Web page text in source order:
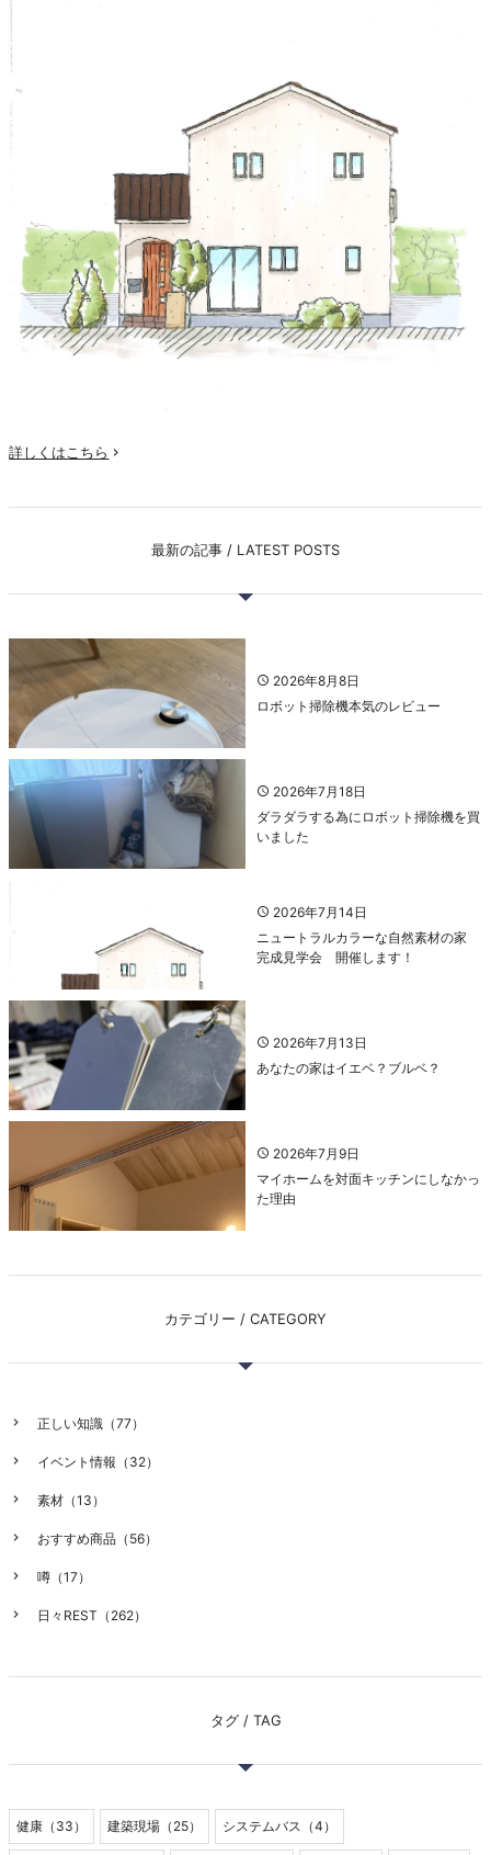
詳しくはこちら 
最新の記事 / LATEST POSTS
2026年8月8日
ロボット掃除機本気のレビュー
2026年7月18日
ダラダラする為にロボット掃除機を買
いました
2026年7月14日
ニュートラルカラーな自然素材の家
完成見学会 開催します！
2026年7月13日
あなたの家はイエベ？ブルベ？
2026年7月9日
マイホームを対面キッチンにしなかっ
た理由
カテゴリー / CATEGORY
正しい知識（77）
イベント情報（32）
素材（13）
おすすめ商品（56）
噂（17）
日々REST（262）
タグ / TAG
健康（33） 建築現場（25） システムバス（4）